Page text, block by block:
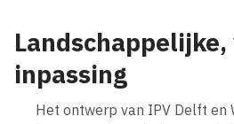
inpassing
Het ontwerp van IPV Delft en